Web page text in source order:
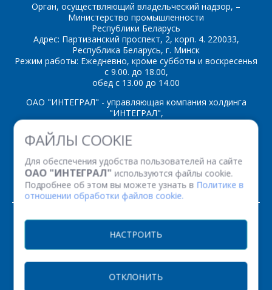
ФАЙЛЫ COOKIE
Для обеспечения удобства пользователей на сайте
ОАО "ИНТЕГРАЛ" используются файлы cookie.
Подробнее об этом вы можете узнать в Политике в
отношении обработки файлов cookie.
НАСТРОИТЬ
ОТКЛОНИТЬ
CD4040BD;ЭКФ1561ИЕ20 CD4040BN;К1561ИЕ20
CD4042BD;ЭКФ1561ТМ3 CD4042BN;К1561ТМ3
CD4043AN CD4043BD;ЭКФ1561ТР2
CD4043BN;К1561ТР2
CD4049BD;ЭКФ1561ЛН2 CD4049BN;К1561ЛН2
CD4050AN
CD4050BN;К1561ПУ4 CD4051AN
CD4051BD;ЭКФ1561КП2 CD4051BN;К1561КП2
CD4052BN;К1561КП1 CD4053BD;ЭКФ1561КП5
CD4053BN;К1561КП5 CD4059BD;ЭКФ1561ИЕ15
Орган, осуществляющий владельческий надзор, –
Министерство промышленности
Республики Беларусь
Адрес: Партизанский проспект, 2, корп. 4. 220033,
Республика Беларусь, г. Минск
Режим работы: Ежедневно, кроме субботы и воскресенья
с 9.00. до 18.00,
обед с 13.00 до 14.00
ОАО "ИНТЕГРАЛ" - управляющая компания холдинга
"ИНТЕГРАЛ",
ул. Казинца И.П., д.121А, комната 327, г. Минск, 220108,
Республика Беларусь
Факс: (+375 17) 338 12 94 УНП 100386629
Рег. номер 100386629 от 01.08.2013 г.
© 2026. Все права защищены.